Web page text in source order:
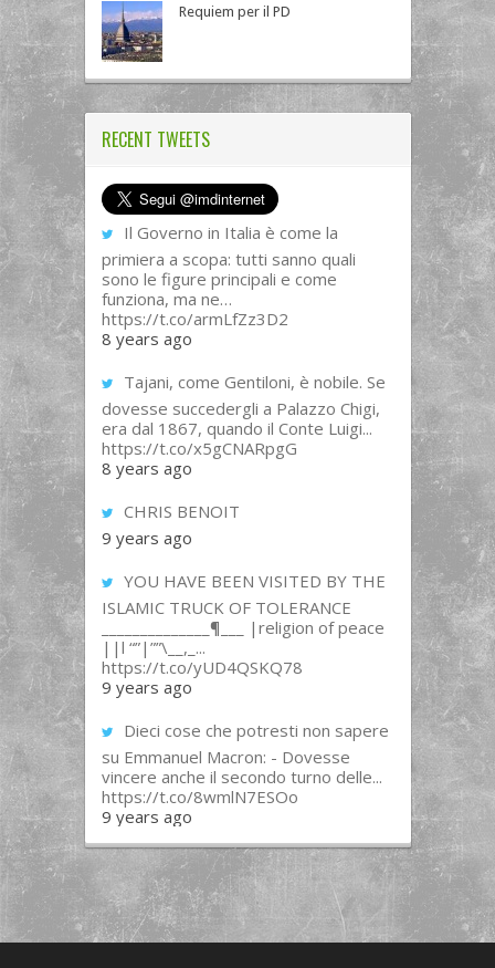
Requiem per il PD
RECENT TWEETS
Il Governo in Italia è come la
primiera a scopa: tutti sanno quali
sono le figure principali e come
funziona, ma ne…
https://t.co/armLfZz3D2
8 years ago
Tajani, come Gentiloni, è nobile. Se
dovesse succedergli a Palazzo Chigi,
era dal 1867, quando il Conte Luigi...
https://t.co/x5gCNARpgG
8 years ago
CHRIS BENOIT
9 years ago
YOU HAVE BEEN VISITED BY THE
ISLAMIC TRUCK OF TOLERANCE
______________¶___ |religion of peace
||l “”|””\__,_...
https://t.co/yUD4QSKQ78
9 years ago
Dieci cose che potresti non sapere
su Emmanuel Macron: - Dovesse
vincere anche il secondo turno delle...
https://t.co/8wmlN7ESOo
9 years ago